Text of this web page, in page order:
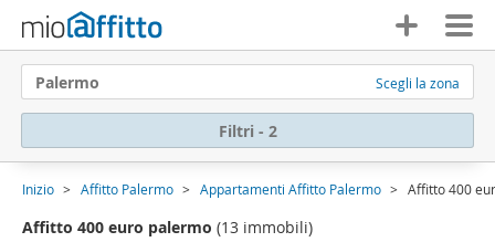
Palermo Scegli la zona
Filtri - 2
Inizio Affitto Palermo Appartamenti Affitto Palermo Affitto 400
Affitto 400 euro palermo (13 immobili)